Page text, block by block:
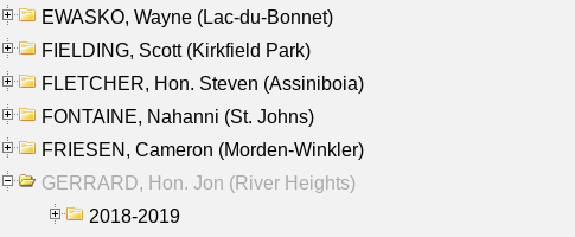
EWASKO, Wayne (Lac-du-Bonnet)
FIELDING, Scott (Kirkfield Park)
FLETCHER, Hon. Steven (Assiniboia)
FONTAINE, Nahanni (St. Johns)
FRIESEN, Cameron (Morden-Winkler)
GERRARD, Hon. Jon (River Heights)
2018-2019